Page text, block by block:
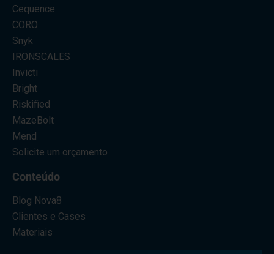
Cequence
CORO
Snyk
IRONSCALES
Invicti
Bright
Riskified
MazeBolt
Mend
Solicite um orçamento
Conteúdo
Blog Nova8
Clientes e Cases
Materiais